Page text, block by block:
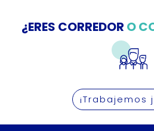
¿ERES CORREDOR O
¡Trabajemos